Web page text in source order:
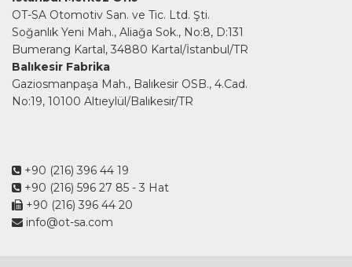
OT-SA Otomotiv San. ve Tic. Ltd. Şti.
Soğanlık Yeni Mah., Aliağa Sok., No:8, D:131
Bumerang Kartal, 34880 Kartal/İstanbul/TR
Balıkesir Fabrika
Gaziosmanpaşa Mah., Balıkesir OSB., 4.Cad.
No:19, 10100 Altıeylül/Balıkesir/TR
+90 (216) 396 44 19
+90 (216) 596 27 85 - 3 Hat
+90 (216) 396 44 20
info@ot-sa.com